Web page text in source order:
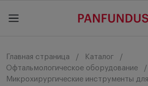
Главная страница
Каталог
Офтальмологическое оборудование
Микрохирургические инструменты